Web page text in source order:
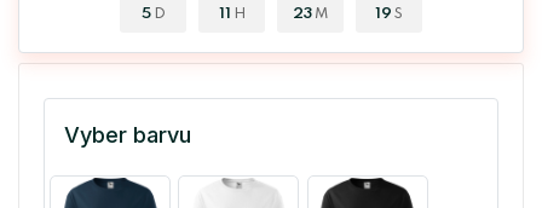
5 D 11 H 23 M 18 S
Vyber barvu